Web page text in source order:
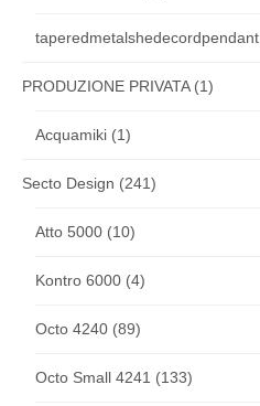
taperedmetalshedecordpendant
PRODUZIONE PRIVATA(1)
Acquamiki (1)
Secto Design (241)
Atto 5000 (10)
Kontro 6000 (4)
Octo 4240 (89)
Octo Small 4241 (133)